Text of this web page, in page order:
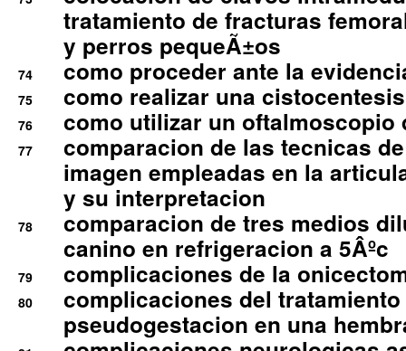
tratamiento de fracturas
y perros pequeÃ±os
74 como proceder ante la
75 como realizar una
76 como utilizar un oftalmoscopio
77
comparacion de las tecnicas
imagen empleadas en la
y su interpretacion
78
comparacion de tres medios
canino en refrigeracion a 5Âºc
79 complicaciones de la
80
complicaciones del
pseudogestacion en una